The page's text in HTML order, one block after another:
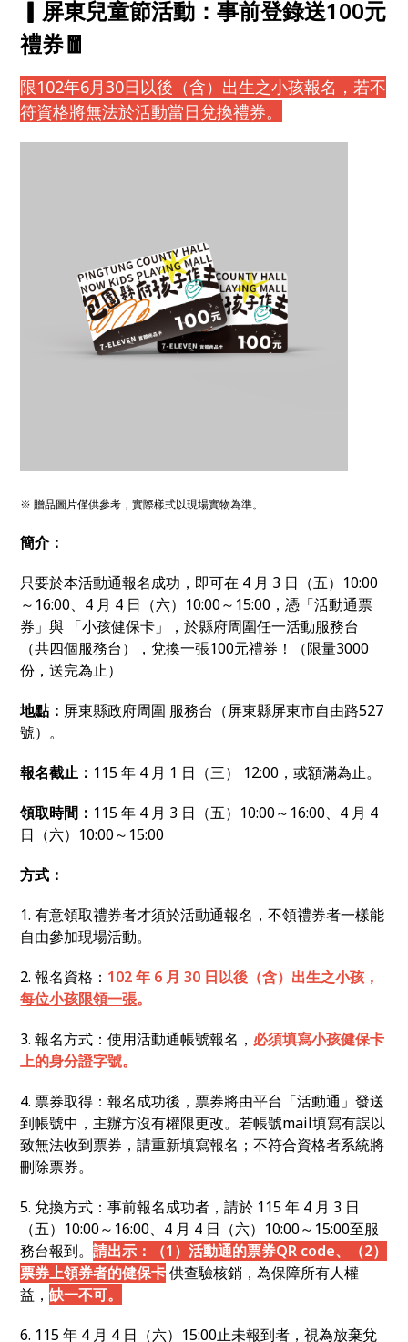
▎屏東兒童節活動：事前登錄送100元
禮券🧧
限102年6月30日以後（含）出生之小孩報名，若不
符資格將無法於活動當日兌換禮券。
※ 贈品圖片僅供參考，實際樣式以現場實物為準。
簡介：
只要於本活動通報名成功，即可在 4 月 3 日（五）10:00
～16:00、4 月 4 日（六）10:00～15:00，憑「活動通票
券」與 「小孩健保卡」，於縣府周圍任一活動服務台
（共四個服務台），兌換一張100元禮券！（限量3000
份，送完為止）
地點：屏東縣政府周圍 服務台（屏東縣屏東市自由路527
號）。
報名截止： 115 年 4 月 1 日（三） 12:00，或額滿為止。
領取時間： 115 年 4 月 3 日（五）10:00～16:00、4 月 4
日（六）10:00～15:00
方式：
1. 有意領取禮券者才須於活動通報名，不領禮券者一樣能
自由參加現場活動。
2. 報名資格： 102 年 6 月 30 日以後（含）出生之小孩，
每位小孩限領一張。
3. 報名方式：使用活動通帳號報名，必須填寫小孩健保卡
上的身分證字號。
4. 票券取得：報名成功後，票券將由平台「活動通」發送
到帳號中，主辦方沒有權限更改。若帳號mail填寫有誤以
致無法收到票券，請重新填寫報名；不符合資格者系統將
刪除票券。
5. 兌換方式：事前報名成功者，請於 115 年 4 月 3 日
（五）10:00～16:00、4 月 4 日（六）10:00～15:00至服
務台報到。請出示：（1）活動通的票券QR code、（2）
票券上領券者的健保卡供查驗核銷，為保障所有人權
益，缺一不可。
6. 115 年 4 月 4 日（六）15:00止未報到者，視為放棄兌